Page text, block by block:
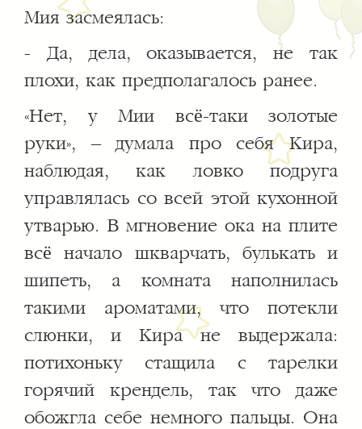
Мия засмеялась:
- Да, дела, оказывается, не так
плохи, как предполагалось ранее.
«Нет, у Мии всё-таки золотые
руки», – думала про себя Кира,
наблюдая, как ловко подруга
управлялась со всей этой кухонной
утварью. В мгновение ока на плите
всё начало шкварчать, булькать и
шипеть, а комната наполнилась
такими ароматами, что потекли
слюнки, и Кира не выдержала:
потихоньку стащила с тарелки
горячий крендель, так что даже
обожгла себе немного пальцы. Она